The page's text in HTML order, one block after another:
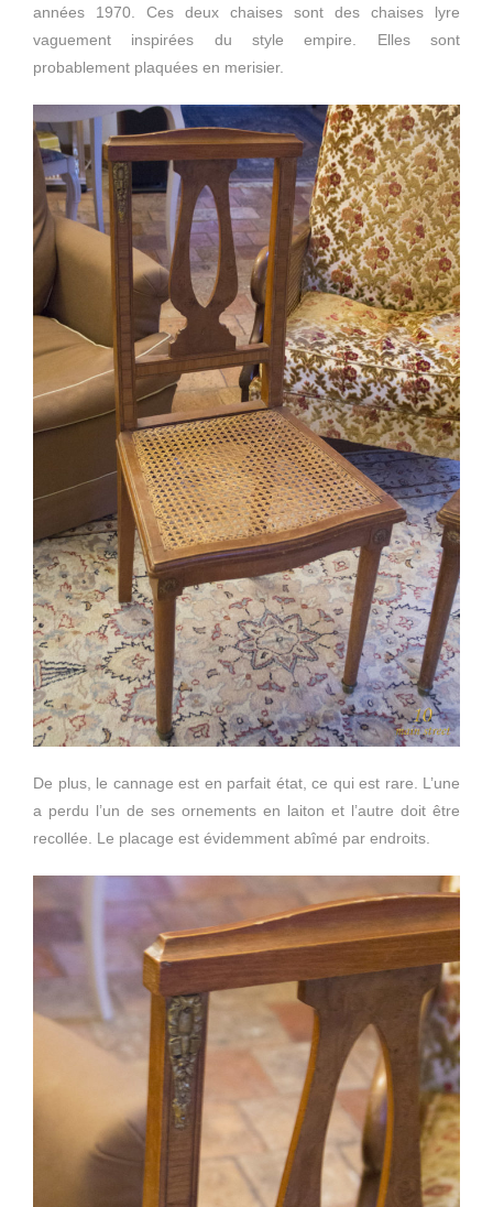
années 1970. Ces deux chaises sont des chaises lyre
vaguement inspirées du style empire. Elles sont
probablement plaquées en merisier.
De plus, le cannage est en parfait état, ce qui est rare. L’une
a perdu l’un de ses ornements en laiton et l’autre doit être
recollée. Le placage est évidemment abîmé par endroits.